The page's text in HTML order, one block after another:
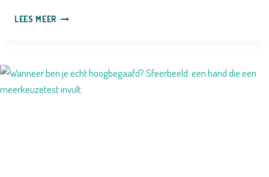
LEES MEER GOEDE
EEN
HEKEL